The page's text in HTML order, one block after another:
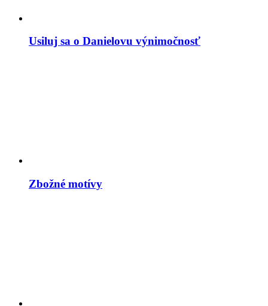
Usiluj sa o Danielovu výnimočnosť
Zbožné motívy